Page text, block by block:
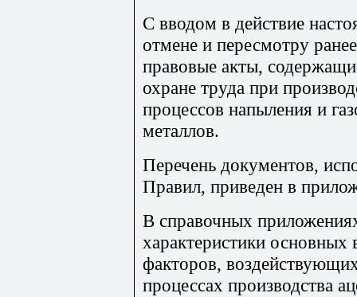
С вводом в действие
отмене и пересмотру
правовые акты,
охране труда при
процессов напыления и
металлов.
Перечень документов,
Правил, приведен в
В справочных
характеристики
факторов,
процессах производства